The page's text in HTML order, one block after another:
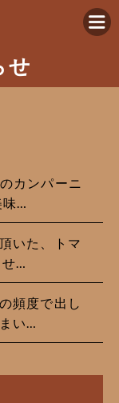
せ
カンパーニ
味…
いた、トマ
せ…
頻度で出し
い…